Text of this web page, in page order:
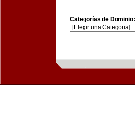
Categorías de Dominio: